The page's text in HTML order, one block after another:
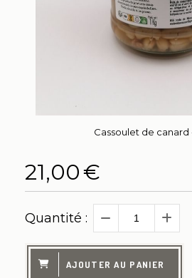
Cassoulet de canard
21,00€
Quantité :
AJOUTER AU PANIER